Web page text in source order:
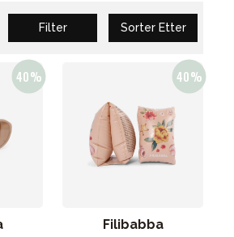
Filter Sorter Etter
Filibabba
Babypakke
og baby
Leker og spill
& Pappa
& seng